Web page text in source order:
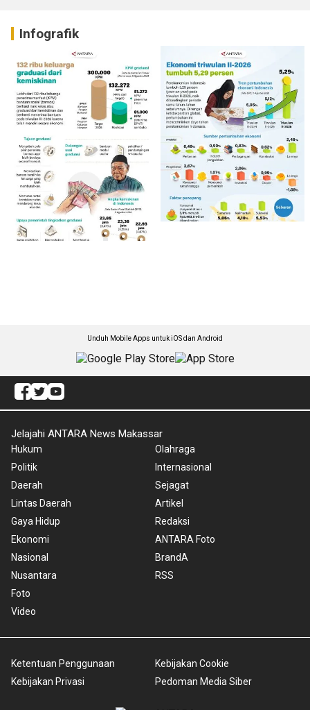
Infografik
Unduh Mobile Apps untuk iOS dan Android
Jelajahi ANTARA News Makassar
Hukum
Politik
Daerah
Lintas Daerah
Gaya Hidup
Ekonomi
Nasional
Nusantara
Foto
Video
Olahraga
Internasional
Sejagat
Artikel
Redaksi
ANTARA Foto
BrandA
RSS
Ketentuan Penggunaan
Kebijakan Privasi
Kebijakan Cookie
Pedoman Media Siber